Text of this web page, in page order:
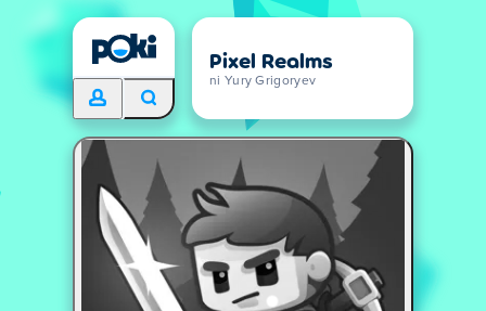
Pixel Realms
ni Yury Grigoryev